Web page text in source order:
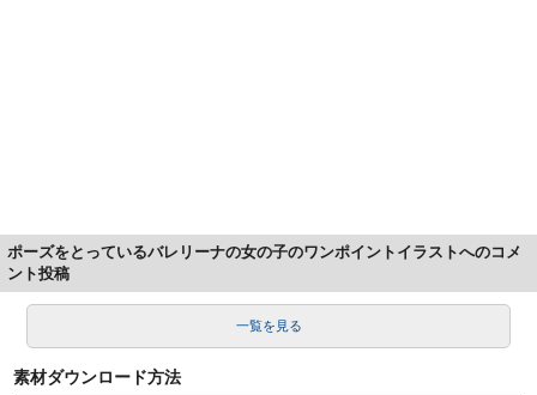
ポーズをとっているバレリーナの女の子のワンポイントイラストへのコメ
ント投稿
一覧を見る
素材ダウンロード方法